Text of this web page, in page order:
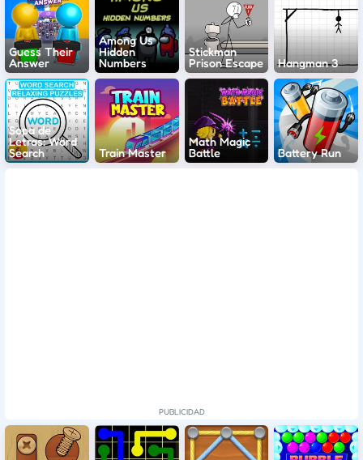
Guess Their
Answer
Among Us
Hidden
Numbers
Stickman
Prison Escape
Hangman 3
Sopa de
Letras: Word
Search
Train Master
Math Magic
Battle
Battery Run